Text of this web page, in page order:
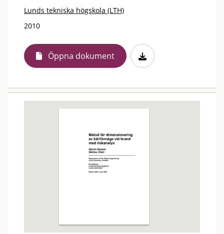
Lunds tekniska högskola (LTH)
2010
Öppna dokument